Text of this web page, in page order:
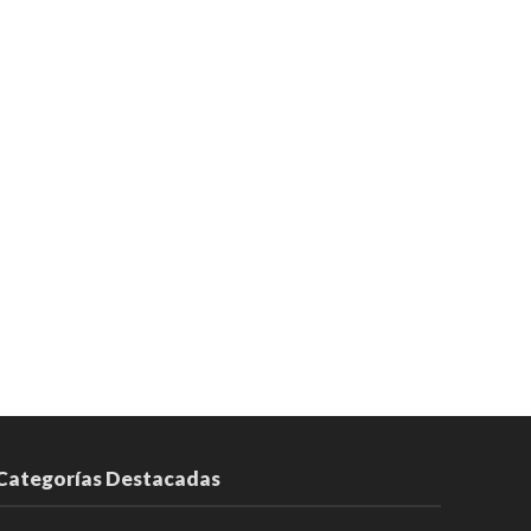
Destacadas